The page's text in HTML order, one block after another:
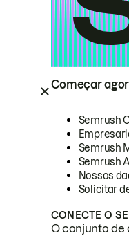
Começar
Semrush
Semrush
Semrush
Nossos
Solicitar
CONECTE O
O conjunto de